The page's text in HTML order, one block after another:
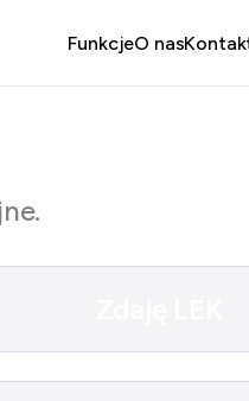
FunkcjeO nas